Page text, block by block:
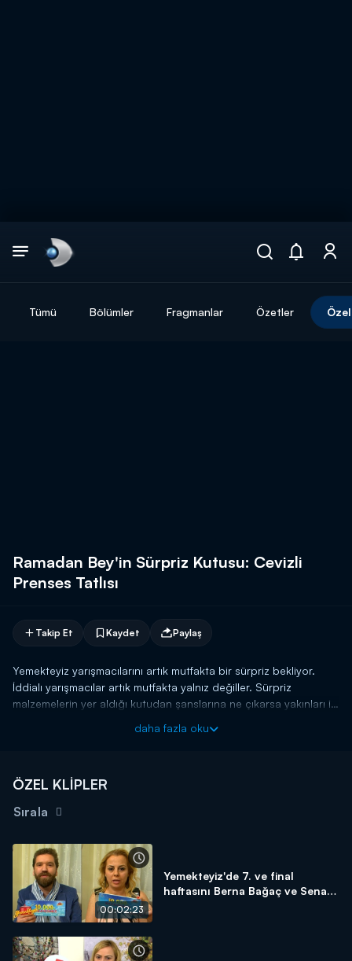
Tümü Bölümler Fragmanlar Özetler
Ramadan Bey'in Sürpriz Kutusu: Cevizli
Prenses Tatlısı
Takip Et Kaydet Paylaş
Yemekteyiz yarışmacılarını artık mutfakta bir sürpriz bekliyor.
İddialı yarışmacılar artık mutfakta yalnız değiller. Sürpriz
malzemelerin yer aldığı kutudan şanslarına ne çıkarsa yakınları ile
dökecekler. Ramadan Bey'in sürpriz kutusunda "Cevizli Prenses
daha fazla oku
ÖZEL KLİPLER
Sırala
00:02:23
Yemekteyiz'de 7. ve final
haftasını Berna Bağaç ve Senan